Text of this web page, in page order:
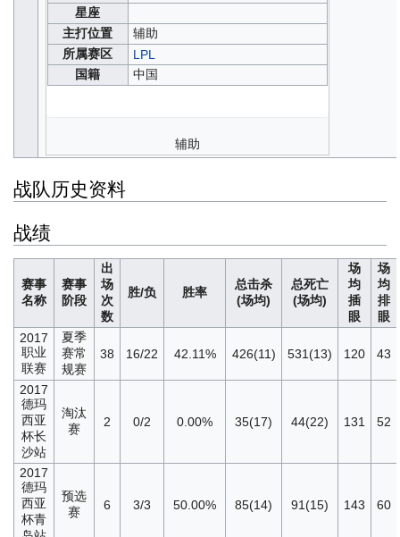
星座
主打位置
辅助
所属赛区
LPL
国籍
中国
辅助
战队历史资料
战绩
赛事
名称
赛事
阶段
出
场
次
数
胜/负 胜率
总击杀
(场均)
总死亡
(场均)
场
均
插
眼
场
均
排
眼
2017
职业
联赛
夏季
赛常
规赛
38 16/22 42.11% 426(11) 531(13) 120 43
2017
德玛
西亚
杯长
沙站
淘汰
赛
2 0/2 0.00% 35(17) 44(22) 131 52
2017
德玛
西亚
杯青
预选
赛
6 3/3 50.00% 85(14) 91(15) 143 60